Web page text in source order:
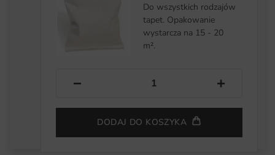
Do wszystkich rodzajów
tapet. Opakowanie
wystarcza na 15 - 20
m².
− +
DODAJ DO KOSZYKA